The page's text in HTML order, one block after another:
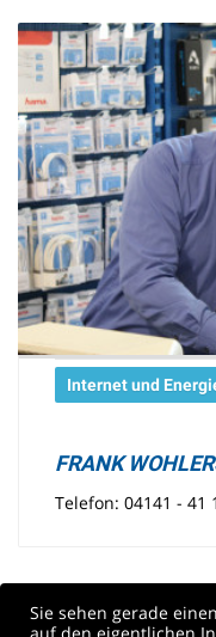
Internet und
FRANK
Telefon: 04141 - 41
Sie sehen gerade